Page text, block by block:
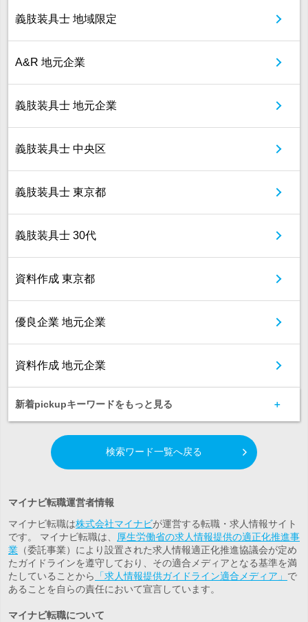
義肢装具士 地域限定
A&R 地元企業
義肢装具士 地元企業
義肢装具士 中央区
義肢装具士 東京都
義肢装具士 30代
資料作成 東京都
優良企業 地元企業
資料作成 地元企業
新着pickupキーワードをもっと見る
検索ワード一覧へ戻る
マイナビ転職運営者情報
マイナビ転職は株式会社マイナビが運営する転職・求人情報サイト
です。 マイナビ転職は、
厚生労働省の求人情報提供の適正化推進事
業 （委託事業）により設置された求人情報適正化推進協議会が定め
たガイドラインを遵守しており、その適合メディアとなる基準を満
たしていることから
「求人情報提供ガイドライン適合メディア」 で
あることを自らの責任において宣言しています。
マイナビ転職について